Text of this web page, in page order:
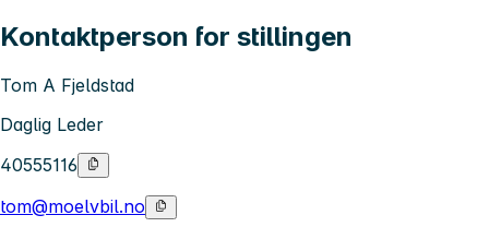
Kontaktperson for stillingen
Tom A Fjeldstad
Daglig Leder
40555116
tom@moelvbil.no